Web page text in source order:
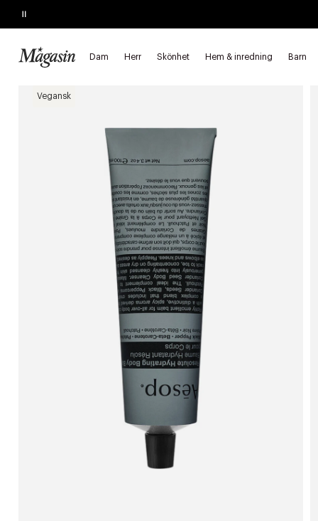
Pause
Dam Herr Skönhet Hem & inredning Barn
SLUTAR IKVÄLL
Startsida Skönhet Hudvård Kroppsvård Krämer, lotion
Vegansk